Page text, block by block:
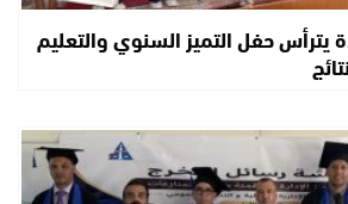
يترأس حفل التميز السنوي والتعليم